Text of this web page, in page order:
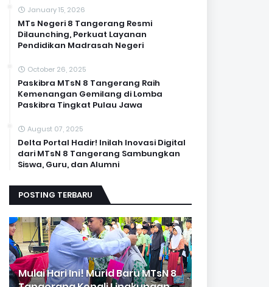
January 15, 2026
MTs Negeri 8 Tangerang Resmi
Dilaunching, Perkuat Layanan
Pendidikan Madrasah Negeri
October 26, 2025
Paskibra MTsN 8 Tangerang Raih
Kemenangan Gemilang di Lomba
Paskibra Tingkat Pulau Jawa
August 07, 2025
Delta Portal Hadir! Inilah Inovasi Digital
dari MTsN 8 Tangerang Sambungkan
Siswa, Guru, dan Alumni
POSTING TERBARU
Mulai Hari Ini! Murid Baru MTsN 8